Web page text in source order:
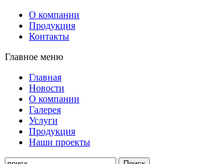
О компании
Продукция
Контакты
Главное меню
Главная
Новости
О компании
Галерея
Услуги
Продукция
Наши проекты